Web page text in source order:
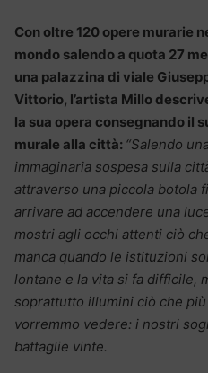
Con oltre 120 opere murarie
mondo salendo a quota 27
una palazzina di viale
Vittorio, l’artista Millo
la sua opera consegnando il
murale alla città: “Salendo
immaginaria sospesa sulla
attraverso una piccola botola
arrivare ad accendere una
mostri agli occhi attenti ciò
manca quando le istituzioni
lontane e la vita si fa difficile,
soprattutto illumini ciò che più
vorremmo vedere: i nostri
battaglie vinte.